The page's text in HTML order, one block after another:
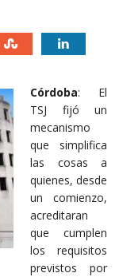
Córdoba: El
TSJ fijó un
mecanismo
que simplifica
las cosas a
quienes, desde
un comienzo,
acreditaran
que cumplen
los requisitos
previstos por